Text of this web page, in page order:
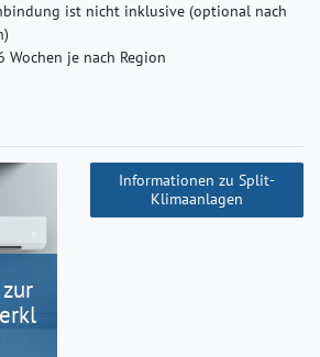
ist nicht inklusive (optional nach
Wochen je nach Region
Informationen zu Split-
Klimaanlagen